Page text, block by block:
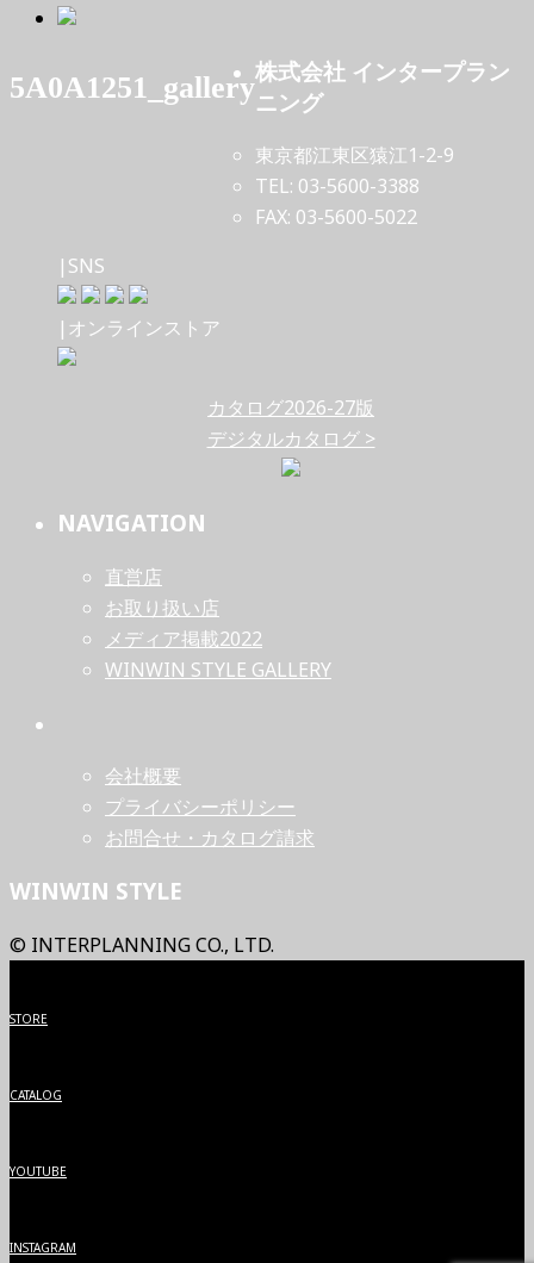
5A0A1251_gallery
株式会社 インタープラン
ニング
東京都江東区猿江1-2-9
TEL: 03-5600-3388
FAX: 03-5600-5022
|SNS
|オンラインストア
カタログ2026-27版
デジタルカタログ >
NAVIGATION
直営店
お取り扱い店
メディア掲載2022
WINWIN STYLE GALLERY
会社概要
プライバシーポリシー
お問合せ・カタログ請求
WINWIN STYLE
© INTERPLANNING CO., LTD.
STORE
CATALOG
YOUTUBE
INSTAGRAM